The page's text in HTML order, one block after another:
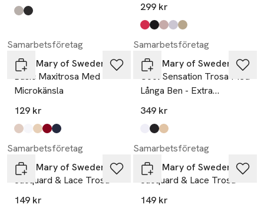
Produkten finns i färgerna:
champagne
svart
299 kr
Produkten finns i färgerna:
korall,
svart,
taupe,
vit,
beige,
Samarbetsföretag
Miss Mary of Sweden
Basic Maxitrosa Med
Microkänsla
129 kr
Produkten finns i färgerna:
pink
white,
beige,
red
blue
Samarbetsföretag
Miss Mary of Sweden
Cool Sensation Trosa Med
Långa Ben - Extra
Täckning
349 kr
Produkten finns i färgerna:
,
svart,
beige,
Samarbetsföretag
Miss Mary of Sweden
Jacquard & Lace Trosa
149 kr
Samarbetsföretag
Miss Mary of Sweden
Jacquard & Lace Trosa
149 kr